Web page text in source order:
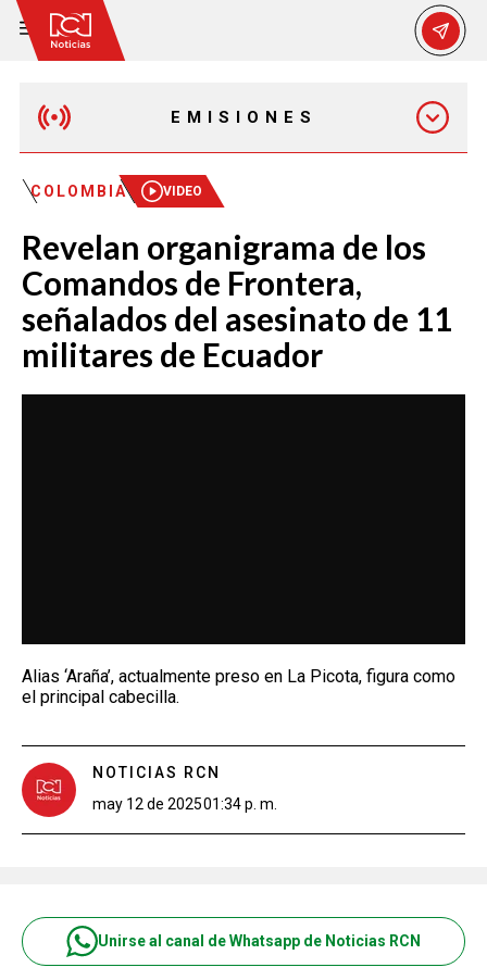
EMISIONES
EMISIÓN 12:30 PM
EMISIÓN 7:00 PM
COLOMBIA VIDEO
Revelan organigrama de los
Comandos de Frontera,
señalados del asesinato de 11
militares de Ecuador
Alias ‘Araña’, actualmente preso en La Picota, figura como
el principal cabecilla.
NOTICIAS RCN
may 12 de 202501:34 p. m.
Unirse al canal de Whatsapp de Noticias RCN